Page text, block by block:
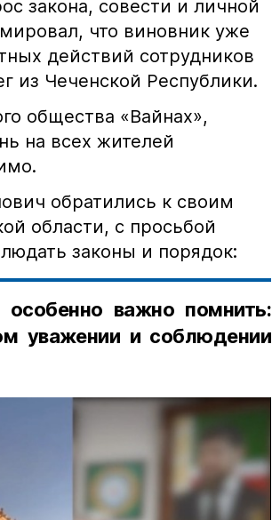
закона, совести и личной
что виновник уже
действий сотрудников
из Чеченской Республики.
общества «Вайнах»,
на всех жителей
обратились к своим
области, с просьбой
законы и порядок:
важно помнить:
уважении и соблюдении